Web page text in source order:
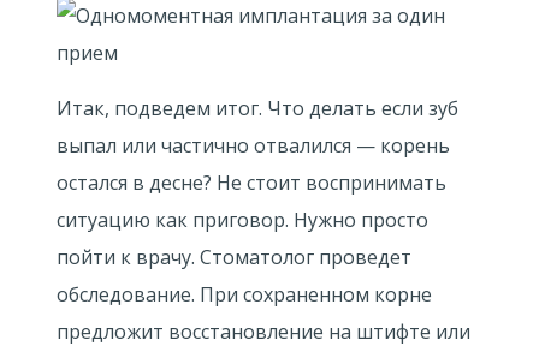
Итак, подведем итог. Что делать если зуб
выпал или частично отвалился — корень
остался в десне? Не стоит воспринимать
ситуацию как приговор. Нужно просто
пойти к врачу. Стоматолог проведет
обследование. При сохраненном корне
предложит восстановление на штифте или